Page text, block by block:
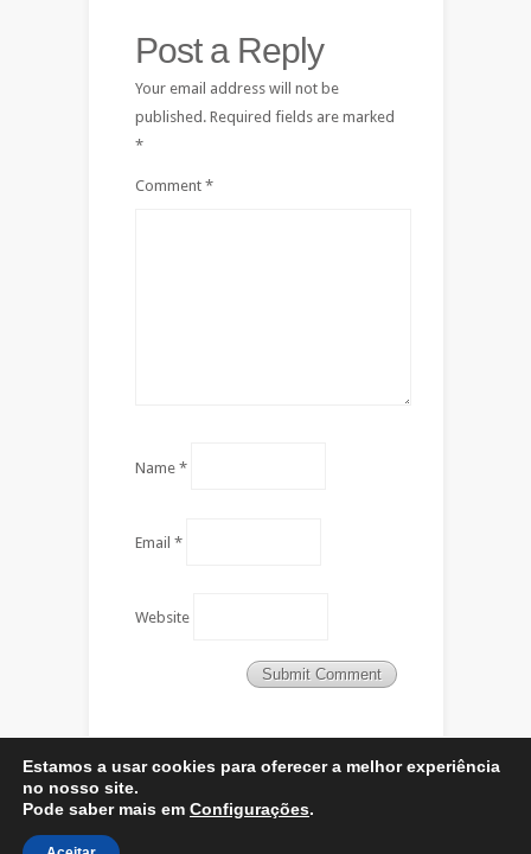
Post a Reply
Your email address will not be
published. Required fields are marked
*
Comment *
Name *
Email *
Website
Designed by
Estamos a usar cookies para oferecer a melhor experiência
no nosso site.
Pode saber mais em Configurações.